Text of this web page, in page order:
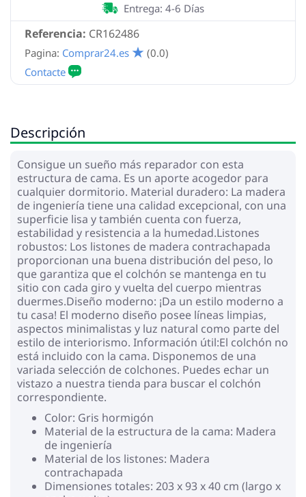
Referencia: CR162486
Entrega: 4-6 Días
Pagina: Comprar24.es (0.0)
Descripción
Consigue un sueño más reparador con esta
estructura de cama. Es un aporte acogedor para
cualquier dormitorio. Material duradero: La madera
de ingeniería tiene una calidad excepcional, con una
superficie lisa y también cuenta con fuerza,
estabilidad y resistencia a la humedad.Listones
robustos: Los listones de madera contrachapada
proporcionan una buena distribución del peso, lo
que garantiza que el colchón se mantenga en tu
sitio con cada giro y vuelta del cuerpo mientras
duermes.Diseño moderno: ¡Da un estilo moderno a
tu casa! El moderno diseño posee líneas limpias,
aspectos minimalistas y luz natural como parte del
estilo de interiorismo. Información útil:El colchón no
está incluido con la cama. Disponemos de una
variada selección de colchones. Puedes echar un
vistazo a nuestra tienda para buscar el colchón
correspondiente.
Color: Gris hormigón
Material de la estructura de la cama: Madera
de ingeniería
Material de los listones: Madera
contrachapada
Dimensiones totales: 203 x 93 x 40 cm (largo x